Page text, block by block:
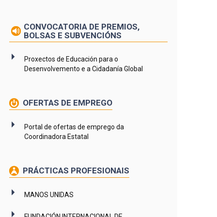
CONVOCATORIA DE PREMIOS,
BOLSAS E SUBVENCIÓNS
Proxectos de Educación para o
Desenvolvemento e a Cidadanía Global
OFERTAS DE EMPREGO
Portal de ofertas de emprego da
Coordinadora Estatal
PRÁCTICAS PROFESIONAIS
MANOS UNIDAS